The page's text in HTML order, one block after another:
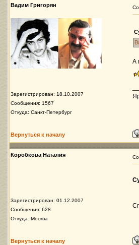
Вадим Григорян
Зарегистрирован: 18.10.2007
Сообщения: 1567
Откуда: Санкт-Петербург
А
Вернуться к началу
Коробкова Наталия
Зарегистрирован: 01.12.2007
Сообщения: 628
Откуда: Москва
Вернуться к началу